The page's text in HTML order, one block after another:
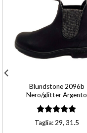
Blundstone 2096b
Nero/glitter Argento
Valutato
4.90
su 5
Taglia: 29, 31.5